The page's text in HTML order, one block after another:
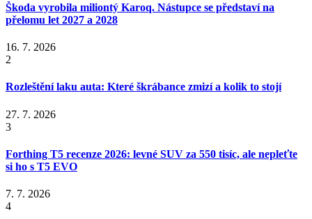
Škoda vyrobila miliontý Karoq. Nástupce se představí na
přelomu let 2027 a 2028
16. 7. 2026
2
Rozleštění laku auta: Které škrábance zmizí a kolik to stojí
27. 7. 2026
3
Forthing T5 recenze 2026: levné SUV za 550 tisíc, ale nepleťte
si ho s T5 EVO
7. 7. 2026
4